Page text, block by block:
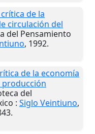
de la
circulación del
del Pensamiento
, 1992.
de la economía
producción
del
: Siglo Veintiuno,